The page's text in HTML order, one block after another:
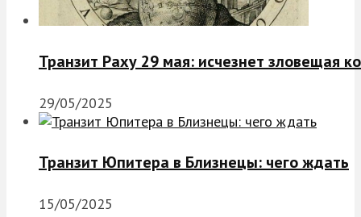
Транзит Раху 29 мая: исчезнет зловещая
29/05/2025
Транзит Юпитера в Близнецы: чего ждать
15/05/2025